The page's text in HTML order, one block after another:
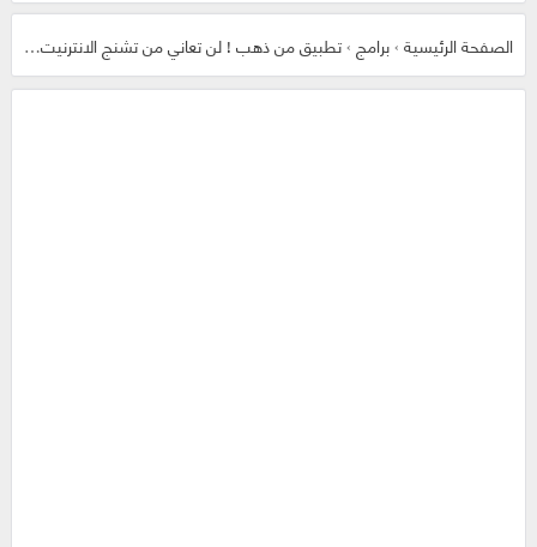
الصفحة الرئيسية›برامج›تطبيق من ذهب ! لن تعاني من تشنج الانترنيت وبطئه عند استعمال هذا المتصفح